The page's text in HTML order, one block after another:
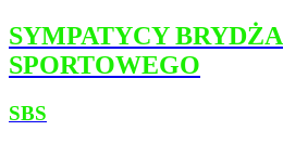
SYMPATYCY BRYDŻA
SPORTOWEGO
SBS